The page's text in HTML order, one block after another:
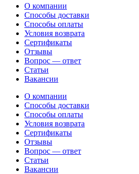
О компании
Способы доставки
Способы оплаты
Условия возврата
Сертификаты
Отзывы
Вопрос — ответ
Статьи
Вакансии
О компании
Способы доставки
Способы оплаты
Условия возврата
Сертификаты
Отзывы
Вопрос — ответ
Статьи
Вакансии